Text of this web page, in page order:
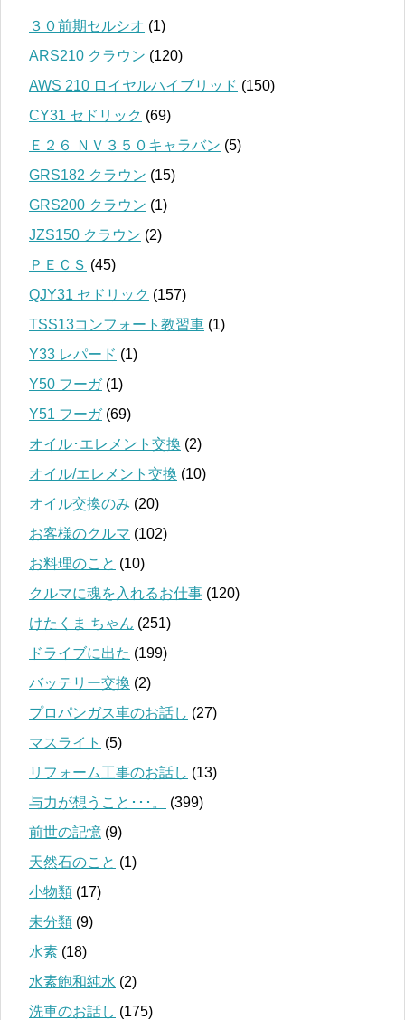
３０前期セルシオ (1)
ARS210 クラウン (120)
AWS 210 ロイヤルハイブリッド (150)
CY31 セドリック (69)
Ｅ２６ ＮＶ３５０キャラバン (5)
GRS182 クラウン (15)
GRS200 クラウン (1)
JZS150 クラウン (2)
ＰＥＣＳ (45)
QJY31 セドリック (157)
TSS13コンフォート教習車 (1)
Y33 レパード (1)
Y50 フーガ(1)
Y51 フーガ(69)
オイル･エレメント交換 (2)
オイル/エレメント交換 (10)
オイル交換のみ (20)
お客様のクルマ (102)
お料理のこと (10)
クルマに魂を入れるお仕事 (120)
けたくま ちゃん (251)
ドライブに出た (199)
バッテリー交換 (2)
プロパンガス車のお話し (27)
マスライト (5)
リフォーム工事のお話し (13)
与力が想うこと･･･。
(399)
前世の記憶 (9)
天然石のこと (1)
小物類 (17)
未分類 (9)
水素 (18)
水素飽和純水 (2)
洗車のお話し (175)